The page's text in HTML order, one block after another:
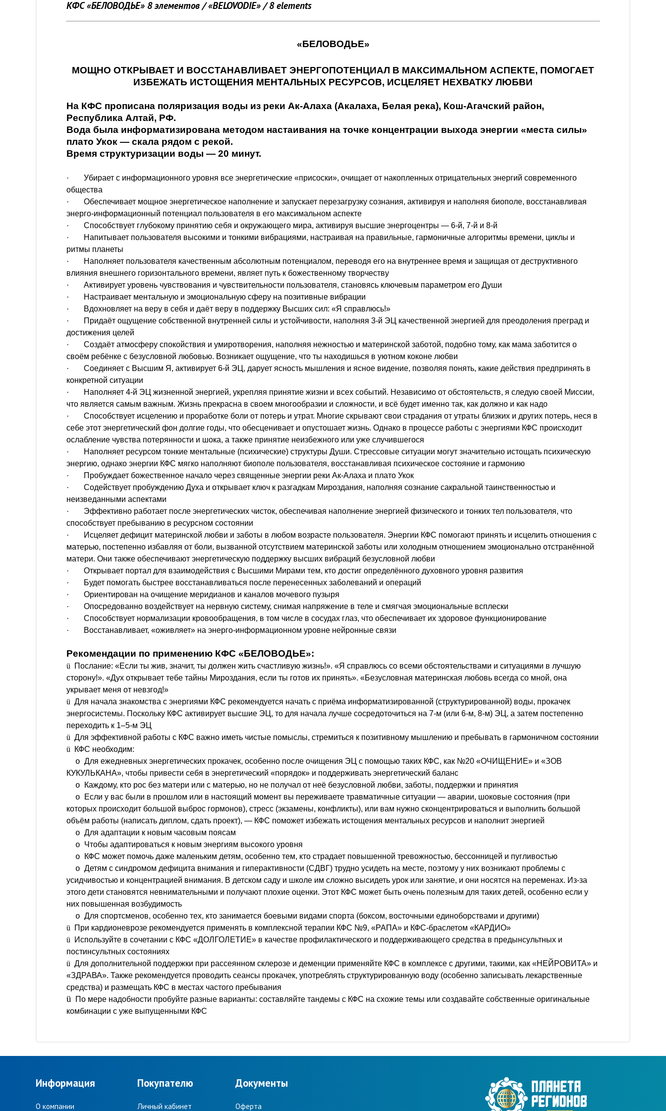
КФС «БЕЛОВОДЬЕ» 8 элементов / «BELOVODIE» / 8 elements
«БЕЛОВОДЬЕ»
МОЩНО ОТКРЫВАЕТ И ВОССТАНАВЛИВАЕТ ЭНЕРГОПОТЕНЦИАЛ В МАКСИМАЛЬНОМ АСПЕКТЕ, ПОМОГАЕТ
ИЗБЕЖАТЬ ИСТОЩЕНИЯ МЕНТАЛЬНЫХ РЕСУРСОВ, ИСЦЕЛЯЕТ НЕХВАТКУ ЛЮБВИ
На КФС прописана поляризация воды из реки Ак-Алаха (Акалаха, Белая река), Кош-Агачский район,
Республика Алтай, РФ.
Вода была информатизирована методом настаивания на точке концентрации выхода энергии «места силы»
плато Укок — скала рядом с рекой.
Время структуризации воды — 20 минут.
·
Убирает с информационного уровня все энергетические «присоски», очищает от накопленных отрицательных энергий современного
общества
·
Обеспечивает мощное энергетическое наполнение и запускает перезагрузку сознания, активируя и наполняя биополе, восстанавливая
энерго-информационный потенциал пользователя в его максимальном аспекте
·
Способствует глубокому принятию себя и окружающего мира, активируя высшие энергоцентры — 6-й, 7-й и 8-й
·
Напитывает пользователя высокими и тонкими вибрациями, настраивая на правильные, гармоничные алгоритмы времени, циклы и
ритмы планеты
·
Наполняет пользователя качественным абсолютным потенциалом, переводя его на внутреннее время и защищая от деструктивного
влияния внешнего горизонтального времени, являет путь к божественному творчеству
·
Активирует уровень чувствования и чувствительности пользователя, становясь ключевым параметром его Души
·
Настраивает ментальную и эмоциональную сферу на позитивные вибрации
·
Вдохновляет на веру в себя и даёт веру в поддержку Высших сил: «Я справлюсь!»
·
Придаёт ощущение собственной внутренней силы и устойчивости, наполняя 3-й ЭЦ качественной энергией для преодоления преград и
достижения целей
·
Создаёт атмосферу спокойствия и умиротворения, наполняя нежностью и материнской заботой, подобно тому, как мама заботится о
своём ребёнке с безусловной любовью. Возникает ощущение, что ты находишься в уютном коконе любви
·
Соединяет с Высшим Я, активирует 6-й ЭЦ, дарует ясность мышления и ясное видение, позволяя понять, какие действия предпринять в
конкретной ситуации
·
Наполняет 4-й ЭЦ жизненной энергией, укрепляя принятие жизни и всех событий. Независимо от обстоятельств, я следую своей Миссии,
что является самым важным. Жизнь прекрасна в своем многообразии и сложности, и всё будет именно так, как должно и как надо
·
Способствует исцелению и проработке боли от потерь и утрат. Многие скрывают свои страдания от утраты близких и других потерь, неся в
себе этот энергетический фон долгие годы, что обесценивает и опустошает жизнь. Однако в процессе работы с энергиями КФС происходит
ослабление чувства потерянности и шока, а также принятие неизбежного или уже случившегося
·
Наполняет ресурсом тонкие ментальные (психические) структуры Души. Стрессовые ситуации могут значительно истощать психическую
энергию, однако энергии КФС мягко наполняют биополе пользователя, восстанавливая психическое состояние и гармонию
·
Пробуждает божественное начало через священные энергии реки Ак-Алаха и плато Укок
·
Содействует пробуждению Духа и открывает ключ к разгадкам Мироздания, наполняя сознание сакральной таинственностью и
неизведанными аспектами
·
Эффективно работает после энергетических чисток, обеспечивая наполнение энергией физического и тонких тел пользователя, что
способствует пребыванию в ресурсном состоянии
·
Исцеляет дефицит материнской любви и заботы в любом возрасте пользователя. Энергии КФС помогают принять и исцелить отношения с
матерью, постепенно избавляя от боли, вызванной отсутствием материнской заботы или холодным отношением эмоционально отстранённой
матери. Они также обеспечивают энергетическую поддержку высших вибраций безусловной любви
·
Открывает портал для взаимодействия с Высшими Мирами тем, кто достиг определённого духовного уровня развития
·
Будет помогать быстрее восстанавливаться после перенесенных заболеваний и операций
·
Ориентирован на очищение меридианов и каналов мочевого пузыря
·
Опосредованно воздействует на нервную систему, снимая напряжение в теле и смягчая эмоциональные всплески
·
Способствует нормализации кровообращения, в том числе в сосудах глаз, что обеспечивает их здоровое функционирование
·
Восстанавливает, «оживляет» на энерго-информационном уровне нейронные связи
Рекомендации по применению КФС «БЕЛОВОДЬЕ»:
ü
Послание: «Если ты жив, значит, ты должен жить счастливую жизнь!». «Я справлюсь со всеми обстоятельствами и ситуациями в лучшую
сторону!». «Дух открывает тебе тайны Мироздания, если ты готов их принять». «Безусловная материнская любовь всегда со мной, она
укрывает меня от невзгод!»
ü Для начала знакомства с энергиями КФС рекомендуется начать с приёма информатизированной (структурированной) воды, прокачек
энергосистемы. Поскольку КФС активирует высшие ЭЦ, то для начала лучше сосредоточиться на 7-м (или 6-м, 8-м) ЭЦ, а затем постепенно
переходить к 1–5-м ЭЦ
ü Для эффективной работы с КФС важно иметь чистые помыслы, стремиться к позитивному мышлению и пребывать в гармоничном состоянии
ü
КФС необходим:
o Для ежедневных энергетических прокачек, особенно после очищения ЭЦ с помощью таких КФС, как №20 «ОЧИЩЕНИЕ» и «ЗОВ
КУКУЛЬКАНА», чтобы привести себя в энергетический «порядок» и поддерживать энергетический баланс
o Каждому, кто рос без матери или с матерью, но не получал от неё безусловной любви, заботы, поддержки и принятия
o
Если у вас были в прошлом или в настоящий момент вы переживаете травматичные ситуации — аварии, шоковые состояния (при
которых происходит большой выброс гормонов), стресс (экзамены, конфликты), или вам нужно сконцентрироваться и выполнить большой
объём работы (написать диплом, сдать проект), — КФС поможет избежать истощения ментальных ресурсов и наполнит энергией
o Для адаптации к новым часовым поясам
o Чтобы адаптироваться к новым энергиям высокого уровня
o КФС может помочь даже маленьким детям, особенно тем, кто страдает повышенной тревожностью, бессонницей и пугливостью
o Детям с синдромом дефицита внимания и гиперактивности (СДВГ) трудно усидеть на месте, поэтому у них возникают проблемы с
усидчивостью и концентрацией внимания. В детском саду и школе им сложно высидеть урок или занятие, и они носятся на переменах. Из-за
этого дети становятся невнимательными и получают плохие оценки. Этот КФС может быть очень полезным для таких детей, особенно если у
них повышенная возбудимость
o Для спортсменов, особенно тех, кто занимается боевыми видами спорта (боксом, восточными единоборствами и другими)
ü
При кардионеврозе рекомендуется применять в комплексной терапии КФС №9, «РАПА» и КФС-браслетом «КАРДИО»
ü
Используйте в сочетании с КФС «ДОЛГОЛЕТИЕ» в качестве профилактического и поддерживающего средства в предынсультных и
постинсультных состояниях
ü Для дополнительной поддержки при рассеянном склерозе и деменции применяйте КФС в комплексе с другими, такими, как «НЕЙРОВИТА» и
«ЗДРАВА». Также рекомендуется проводить сеансы прокачек, употреблять структурированную воду (особенно записывать лекарственные
средства) и размещать КФС в местах частого пребывания
ü
По мере надобности пробуйте разные варианты: составляйте тандемы с КФС на схожие темы или создавайте собственные оригинальные
комбинации с уже выпущенными КФС
Информация
О компании
Покупателю
Личный кабинет
Документы
Оферта